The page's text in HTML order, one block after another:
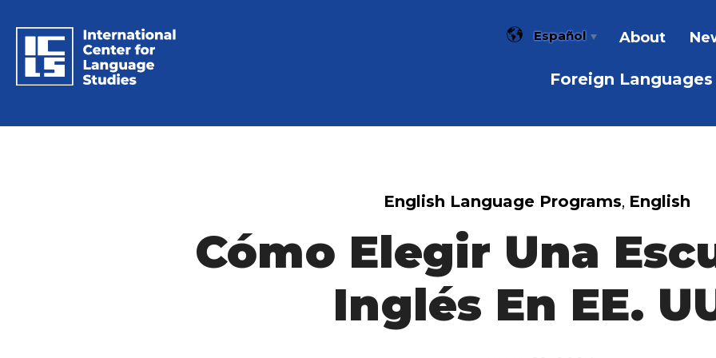
Español About
Foreign Languages
English Language Programs, English
Cómo Elegir Una
Inglés En EE.